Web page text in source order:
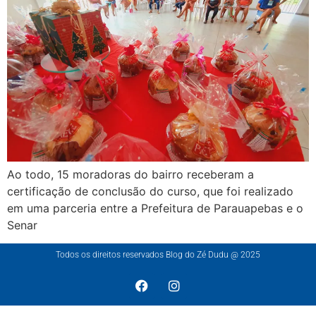
Ao todo, 15 moradoras do bairro receberam a
certificação de conclusão do curso, que foi realizado
em uma parceria entre a Prefeitura de Parauapebas e o
Senar
Todos os direitos reservados Blog do Zé Dudu @ 2025